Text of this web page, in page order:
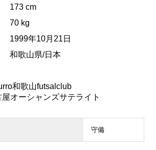
173 cm
70 kg
1999年10月21日
和歌山県/日本
和歌山futsalclub
オーシャンズサテライト
守備